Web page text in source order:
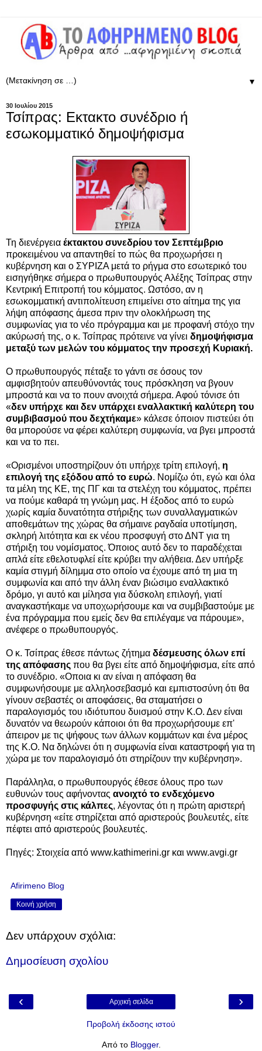
▼
30 Ιουλίου 2015
Τσίπρας: Εκτακτο συνέδριο ή
εσωκομματικό δημοψήφισμα
Τη διενέργεια έκτακτου συνεδρίου τον Σεπτέμβριο
προκειμένου να απαντηθεί το πώς θα προχωρήσει η
κυβέρνηση και ο ΣΥΡΙΖΑ μετά το ρήγμα στο εσωτερικό του
εισηγήθηκε σήμερα ο πρωθυπουργός Αλέξης Τσίπρας στην
Κεντρική Επιτροπή του κόμματος. Ωστόσο, αν η
εσωκομματική αντιπολίτευση επιμείνει στο αίτημα της για
λήψη απόφασης άμεσα πριν την ολοκλήρωση της
συμφωνίας για το νέο πρόγραμμα και με προφανή στόχο την
ακύρωσή της, ο κ. Τσίπρας πρότεινε να γίνει δημοψήφισμα
μεταξύ των μελών του κόμματος την προσεχή Κυριακή.
Ο πρωθυπουργός πέταξε το γάντι σε όσους τον
αμφισβητούν απευθύνοντάς τους πρόσκληση να βγουν
μπροστά και να το πουν ανοιχτά σήμερα. Αφού τόνισε ότι
«δεν υπήρχε και δεν υπάρχει εναλλακτική καλύτερη του
συμβιβασμού που δεχτήκαμε» κάλεσε όποιον πιστεύει ότι
θα μπορούσε να φέρει καλύτερη συμφωνία, να βγει μπροστά
και να το πει.
«Ορισμένοι υποστηρίζουν ότι υπήρχε τρίτη επιλογή, η
επιλογή της εξόδου από το ευρώ. Νομίζω ότι, εγώ και όλα
τα μέλη της ΚΕ, της ΠΓ και τα στελέχη του κόμματος, πρέπει
να πούμε καθαρά τη γνώμη μας. Η έξοδος από το ευρώ
χωρίς καμία δυνατότητα στήριξης των συναλλαγματικών
αποθεμάτων της χώρας θα σήμαινε ραγδαία υποτίμηση,
σκληρή λιτότητα και εκ νέου προσφυγή στο ΔΝΤ για τη
στήριξη του νομίσματος. Όποιος αυτό δεν το παραδέχεται
απλά είτε εθελοτυφλεί είτε κρύβει την αλήθεια. Δεν υπήρξε
καμία στιγμή δίλημμα στο οποίο να έχουμε από τη μια τη
συμφωνία και από την άλλη έναν βιώσιμο εναλλακτικό
δρόμο, γι αυτό και μίλησα για δύσκολη επιλογή, γιατί
αναγκαστήκαμε να υποχωρήσουμε και να συμβιβαστούμε με
ένα πρόγραμμα που εμείς δεν θα επιλέγαμε να πάρουμε»,
ανέφερε ο πρωθυπουργός.
Ο κ. Τσίπρας έθεσε πάντως ζήτημα δέσμευσης όλων επί
της απόφασης που θα βγει είτε από δημοψήφισμα, είτε από
το συνέδριο. «Οποια κι αν είναι η απόφαση θα
συμφωνήσουμε με αλληλοσεβασμό και εμπιστοσύνη ότι θα
γίνουν σεβαστές οι αποφάσεις, θα σταματήσει ο
παραλογισμός του ιδιότυπου δυισμού στην Κ.Ο. Δεν είναι
δυνατόν να θεωρούν κάποιοι ότι θα προχωρήσουμε επ'
άπειρον με τις ψήφους των άλλων κομμάτων και ένα μέρος
της Κ.Ο. Να δηλώνει ότι η συμφωνία είναι καταστροφή για τη
χώρα με τον παραλογισμό ότι στηρίζουν την κυβέρνηση».
Παράλληλα, ο πρωθυπουργός έθεσε όλους προ των
ευθυνών τους αφήνοντας ανοιχτό το ενδεχόμενο
προσφυγής στις κάλπες, λέγοντας ότι η πρώτη αριστερή
κυβέρνηση «είτε στηρίζεται από αριστερούς βουλευτές, είτε
πέφτει από αριστερούς βουλευτές.
Πηγές: Στοιχεία από www.kathimerini.gr και www.avgi.gr
Afirimeno Blog
Κοινή χρήση
Δεν υπάρχουν σχόλια:
Δημοσίευση σχολίου
‹ ›
Αρχική σελίδα
Προβολή έκδοσης ιστού
Από το Blogger.